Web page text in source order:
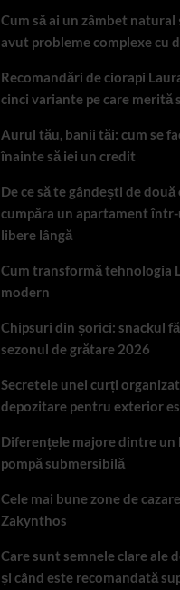
Cum să ai un zâmbet
avut probleme complexe cu
Recomandări de ciorapi
cinci variante pe care merită
Aurul tău, banii tăi: cum se
înainte să iei un credit
De ce să te gândești de
cumpăra un apartament
libere lângă
Cum transformă tehnologia
modern
Chipsuri din șorici: snackul
sezonul de grătare 2026
Secretele unei curți
depozitare pentru exterior
Diferențele majore dintre un
pompă submersibilă
Cele mai bune zone de
Zakynthos
Care sunt semnele clare ale
și când este recomandată